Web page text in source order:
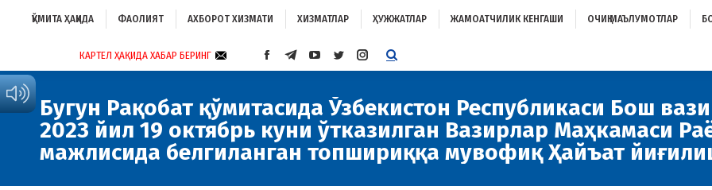
ҚЎМИТА ҲАҚИДА ФАОЛИЯТ АХБОРОТ ХИЗМАТИ ХИЗМАТЛАР ҲУЖЖАТЛАР ЖАМОАТЧИЛИК КЕНГАШИ ОЧИҚ МАЪЛУМОТЛАР
КАРТЕЛ ҲАҚИДА ХАБАР БЕРИНГ
FACEBOOK
IN
NEW
WINDOW
TELEGRAM
IN
NEW
WINDOW
YOUTUBE
IN
NEW
WINDOW
TWITTER
IN
NEW
WINDOW
INSTAGRAM
IN
NEW
WINDOW
Бугун Рақобат қўмитасида Ўзбекистон Республикаси Бош
2023 йил 19 октябрь куни ўтказилган Вазирлар Маҳкамаси
мажлисида белгиланган топшириққа мувофиқ Ҳайъат